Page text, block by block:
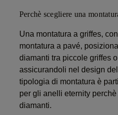
Perchè scegliere una
Una montatura a griffes,
montatura a pavé,
diamanti tra piccole griffes
assicurandoli nel design
tipologia di montatura è
per gli anelli eternity
diamanti.